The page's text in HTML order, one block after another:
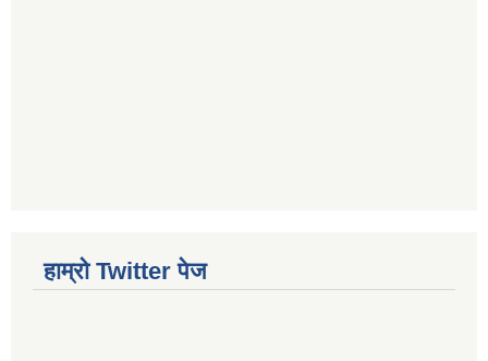
हाम्रो Twitter पेज